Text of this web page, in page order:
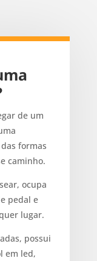
de um
formas
caminho.
ocupa
pedal e
lugar.
possui
em led,